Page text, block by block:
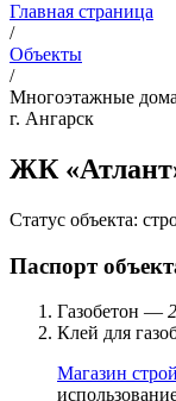
Главная страница
/
Объекты
/
Многоэтажные
г. Ангарск
ЖК
Статус объекта:
Паспорт
Газобетон —
Клей для
Магазин